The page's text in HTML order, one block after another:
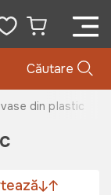
Căutare
din plastic